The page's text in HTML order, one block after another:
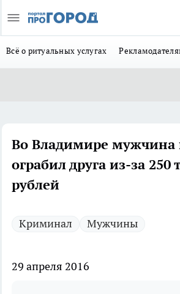
Всё о ритуальных услугах
Во Владимире мужчина
ограбил друга из-за 250
рублей
Криминал Мужчины
29 апреля 2016